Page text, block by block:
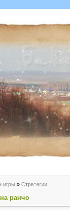
игры » Стратегии
ранчо